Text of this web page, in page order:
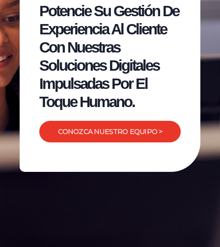
Potencie Su Gestión De
Experiencia Al Cliente
Con Nuestras
Soluciones Digitales
Impulsadas Por El
Toque Humano.
CONOZCA NUESTRO EQUIPO >